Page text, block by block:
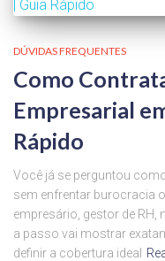
DÚVIDAS FREQUENTES
Como
Empresarial
Rápido
Você já se perguntou
sem enfrentar burocracia
empresário, gestor de RH,
a passo vai mostrar
definir a cobertura ideal